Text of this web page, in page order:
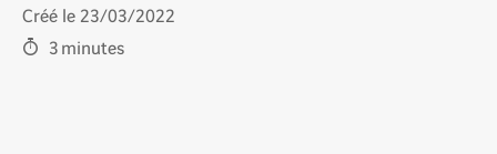
Créé le 23/03/2022
3minutes